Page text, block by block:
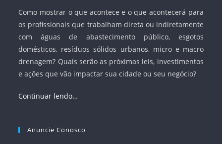
Como mostrar o que acontece e o que acontecerá para
os profissionais que trabalham direta ou indiretamente
com águas de abastecimento público, esgotos
domésticos, resíduos sólidos urbanos, micro e macro
drenagem? Quais serão as próximas leis, investimentos
e ações que vão impactar sua cidade ou seu negócio?
Continuar lendo…
Anuncie Conosco